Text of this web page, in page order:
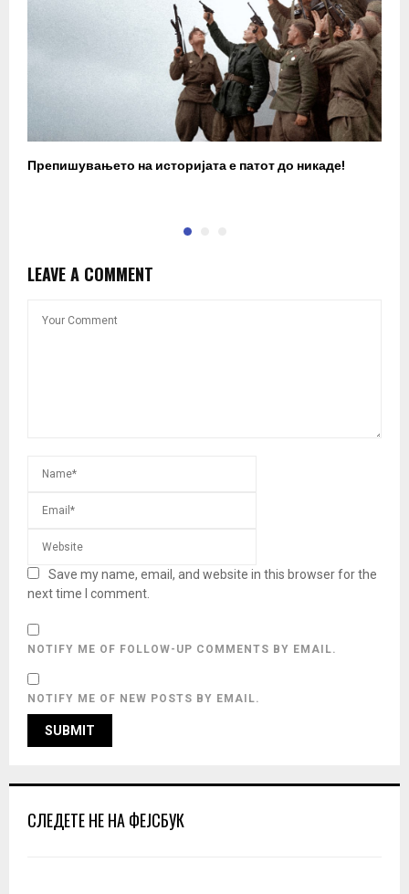
Препишувањето на историјата е патот до никаде!
LEAVE A COMMENT
Save my name, email, and website in this browser for the
next time I comment.
NOTIFY ME OF FOLLOW-UP COMMENTS BY EMAIL.
NOTIFY ME OF NEW POSTS BY EMAIL.
СЛЕДЕТЕ НЕ НА ФЕЈСБУК